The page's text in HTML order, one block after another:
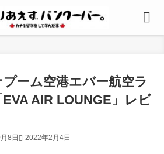
ーム空港エバー航空ラ
AIR LOUNGE」レビ
8日 2022年2月4日